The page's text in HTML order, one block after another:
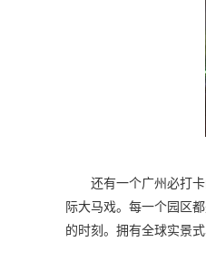
还有一个广州必打
际大马戏。每一个园区
的时刻。拥有全球实景